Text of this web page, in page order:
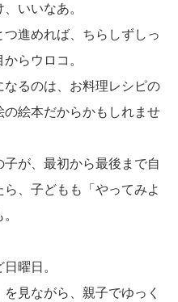
いいなあ。
進めれば、ちらしずしっ
らウロコ。
なるのは、お料理レシピの
絵本だからかもしれませ
が、最初から最後まで自
、子どもも「やってみよ
曜日。
見ながら、親子でゆっく